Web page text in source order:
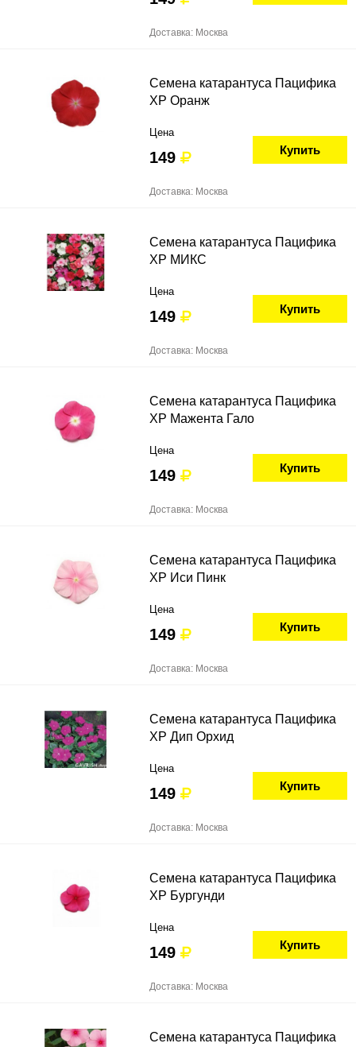
Доставка: Москва
Семена катарантуса Пацифика
ХР Оранж
Цена
149 Купить
Доставка: Москва
Семена катарантуса Пацифика
ХР МИКС
Цена
149 Купить
Доставка: Москва
Семена катарантуса Пацифика
ХР Мажента Гало
Цена
149 Купить
Доставка: Москва
Семена катарантуса Пацифика
ХР Иси Пинк
Цена
149 Купить
Доставка: Москва
Семена катарантуса Пацифика
ХР Дип Орхид
Цена
149 Купить
Доставка: Москва
Семена катарантуса Пацифика
ХР Бургунди
Цена
149 Купить
Доставка: Москва
Семена катарантуса Пацифика